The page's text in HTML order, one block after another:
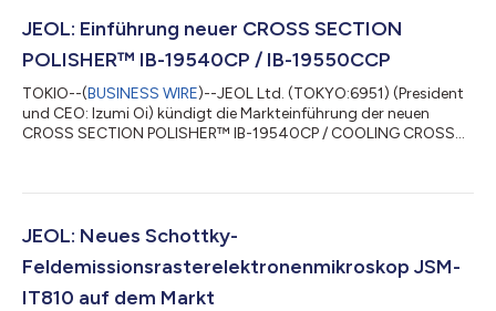
Industrie weit verbreitet. In den letzten Jahren steigt die
Nachfrage nach Systemen, die große Flächen mit hoher G...
JEOL: Einführung neuer CROSS SECTION
POLISHER™ IB-19540CP / IB-19550CCP
TOKIO--(BUSINESS WIRE)--JEOL Ltd. (TOKYO:6951) (President
und CEO: Izumi Oi) kündigt die Markteinführung der neuen
CROSS SECTION POLISHER™ IB-19540CP / COOLING CROSS
(CP) wird in den Bereichen Elektronikbauteile, Keramik,
verbreitet eingesetzt. Er erleichtert hochwertige und
gleichmäßige mechanische Querschnitte von komplexen
Material...
JEOL: Neues Schottky-
Feldemissionsrasterelektronenmikroskop JSM-
IT810 auf dem Markt